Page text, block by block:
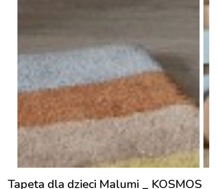
Tapeta dla dzieci Malumi _ KOSMOS